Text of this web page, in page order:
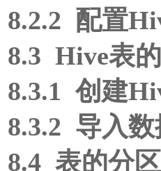
8.2.2 配置
8.3 Hive表
8.3.1 创建
8.3.2 导入数
8.4 表的分